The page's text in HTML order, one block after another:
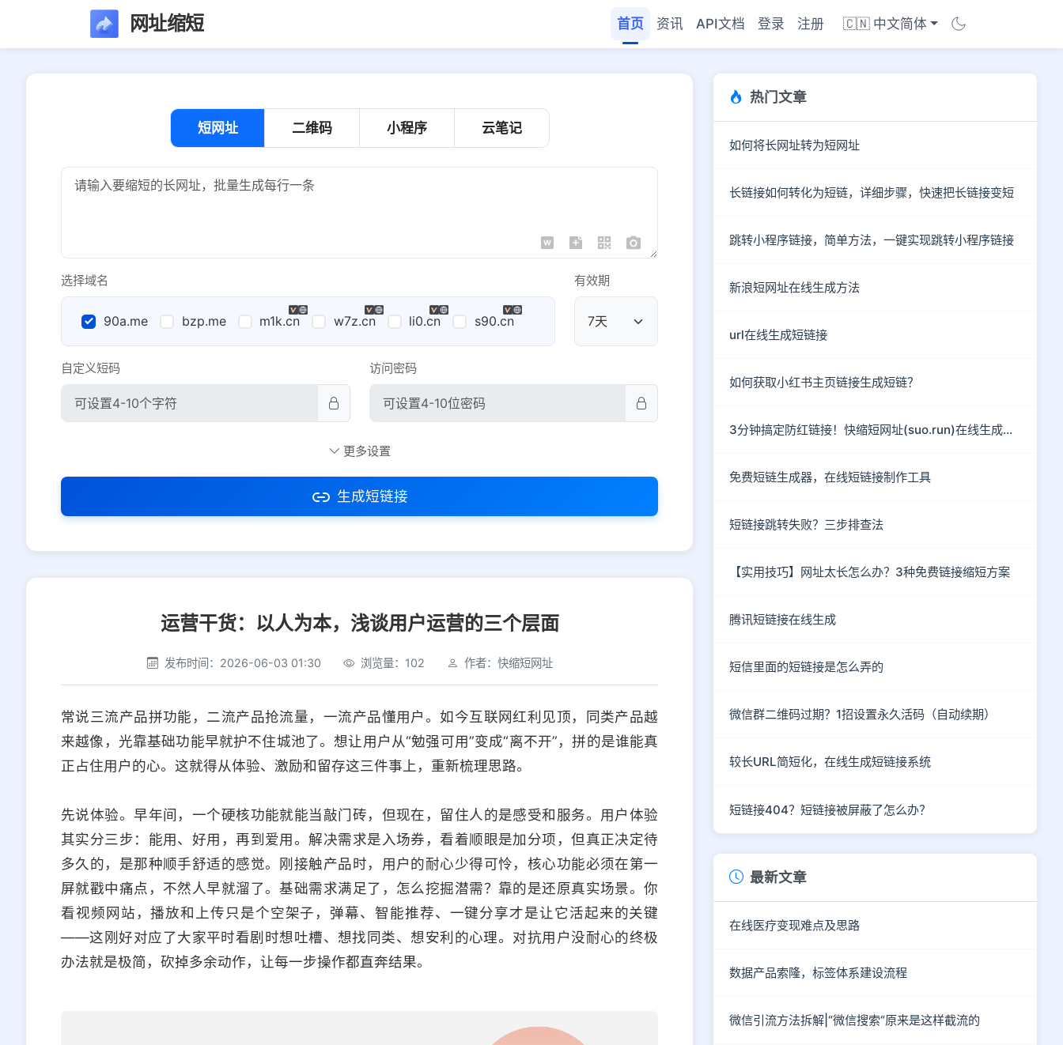
网址缩短 首页 资讯 API文档 登录 注册 🇨🇳 中文简体
短网址 二维码 小程序 云笔记
选择域名
90a.me bzp.me m1k.cn w7z.cn li0.cn s90.cn 公共域名
有效期
自定义短码 访问密码
社交平台 电商平台
选择防红平台类型，避免链接被拦截
平台设置
iOS Android PC 其他
更多设置
生成短链接
运营干货：以人为本，浅谈用户运营的三个层面
发布时间：2026-06-03 01:30 浏览量：102 作者：快缩短网址
常说三流产品拼功能，二流产品抢流量，一流产品懂用户。如今互联网红利见顶，同类产品越
来越像，光靠基础功能早就护不住城池了。想让用户从“勉强可用”变成“离不开”，拼的是谁能真
正占住用户的心。这就得从体验、激励和留存这三件事上，重新梳理思路。
先说体验。早年间，一个硬核功能就能当敲门砖，但现在，留住人的是感受和服务。用户体验
其实分三步：能用、好用，再到爱用。解决需求是入场券，看着顺眼是加分项，但真正决定待
多久的，是那种顺手舒适的感觉。刚接触产品时，用户的耐心少得可怜，核心功能必须在第一
屏就戳中痛点，不然人早就溜了。基础需求满足了，怎么挖掘潜需？靠的是还原真实场景。你
看视频网站，播放和上传只是个空架子，弹幕、智能推荐、一键分享才是让它活起来的关键
——这刚好对应了大家平时看剧时想吐槽、想找同类、想安利的心理。对抗用户没耐心的终极
办法就是极简，砍掉多余动作，让每一步操作都直奔结果。
热门文章
如何将长网址转为短网址
长链接如何转化为短链，详细步骤，快速把长链接变短
跳转小程序链接，简单方法，一键实现跳转小程序链接
新浪短网址在线生成方法
url在线生成短链接
如何获取小红书主页链接生成短链？
3分钟搞定防红链接！快缩短网址(suo.run)在线生成指南
免费短链生成器，在线短链接制作工具
短链接跳转失败？三步排查法
【实用技巧】网址太长怎么办？3种免费链接缩短方案
腾讯短链接在线生成
短信里面的短链接是怎么弄的
微信群二维码过期？1招设置永久活码（自动续期）
较长URL简短化，在线生成短链接系统
短链接404？短链接被屏蔽了怎么办？
最新文章
在线医疗变现难点及思路
数据产品索隆，标签体系建设流程
微信引流方法拆解|“微信搜索“原来是这样截流的